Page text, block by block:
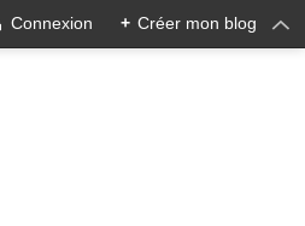
Connexion + Créer mon blog